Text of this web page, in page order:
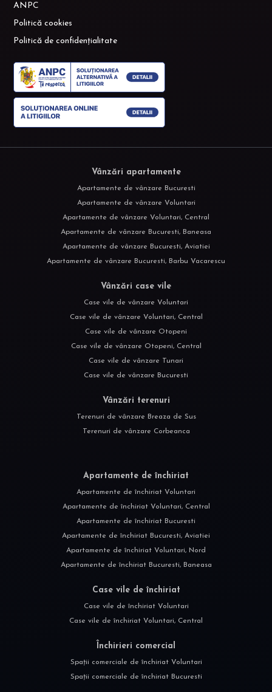
ANPC
Politică cookies
Politică de confidențialitate
Vânzări apartamente
Apartamente de vânzare Bucuresti
Apartamente de vânzare Voluntari
Apartamente de vânzare Voluntari, Central
Apartamente de vânzare Bucuresti, Baneasa
Apartamente de vânzare Bucuresti, Aviatiei
Apartamente de vânzare Bucuresti, Barbu Vacarescu
Vânzări case vile
Case vile de vânzare Voluntari
Case vile de vânzare Voluntari, Central
Case vile de vânzare Otopeni
Case vile de vânzare Otopeni, Central
Case vile de vânzare Tunari
Case vile de vânzare Bucuresti
Vânzări terenuri
Terenuri de vânzare Breaza de Sus
Terenuri de vânzare Corbeanca
Apartamente de închiriat
Apartamente de închiriat Voluntari
Apartamente de închiriat Voluntari, Central
Apartamente de închiriat Bucuresti
Apartamente de închiriat Bucuresti, Aviatiei
Apartamente de închiriat Voluntari, Nord
Apartamente de închiriat Bucuresti, Baneasa
Case vile de închiriat
Case vile de închiriat Voluntari
Case vile de închiriat Voluntari, Central
Închirieri comercial
Spații comerciale de închiriat Voluntari
Spații comerciale de închiriat Bucuresti